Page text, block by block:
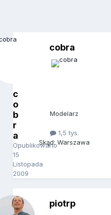
c
o
b
r
a
Opublikowano
15
Listopada
2009
cobra
Modelarz
1,5 tys.
Skąd: Warszawa
piotrp